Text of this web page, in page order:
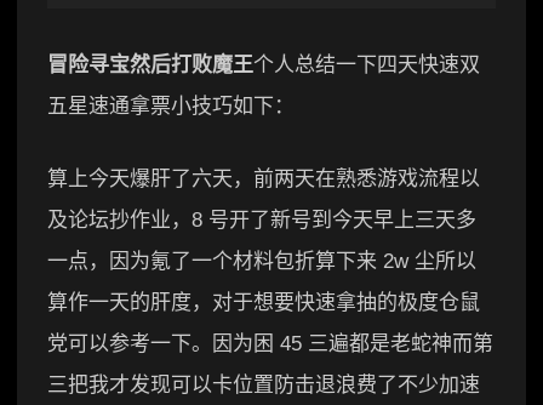
冒险寻宝然后打败魔王个人总结一下四天快速双
五星速通拿票小技巧如下：
算上今天爆肝了六天，前两天在熟悉游戏流程以
及论坛抄作业，8 号开了新号到今天早上三天多
一点，因为氪了一个材料包折算下来 2w 尘所以
算作一天的肝度，对于想要快速拿抽的极度仓鼠
党可以参考一下。因为困 45 三遍都是老蛇神而第
三把我才发现可以卡位置防击退浪费了不少加速